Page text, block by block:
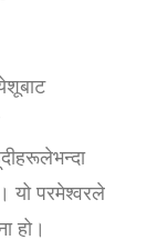
यो परमेश्‍वरले
हो।